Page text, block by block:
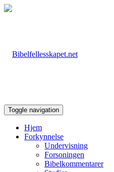
Toggle navigation
Hjem
Forkynnelse
Undervisning
Forsoningen
Bibelkommentarer